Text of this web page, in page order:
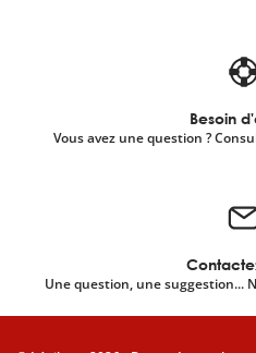
Besoin
Vous avez une question ?
Une question, une suggestion...